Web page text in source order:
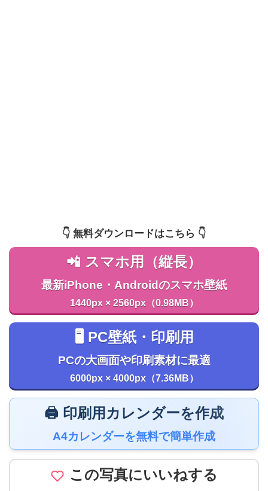
👇️ 無料ダウンロードはこちら 👇️
📲 スマホ用（縦長）
最新iPhone・Androidのスマホ壁紙
1440px × 2560px（0.98MB）
🖥️ PC壁紙・印刷用
PCの大画面や印刷素材に最適
6000px × 4000px（7.36MB）
🖨️ 印刷用カレンダーを作成
A4カレンダーを無料で簡単作成
この写真にいいねする